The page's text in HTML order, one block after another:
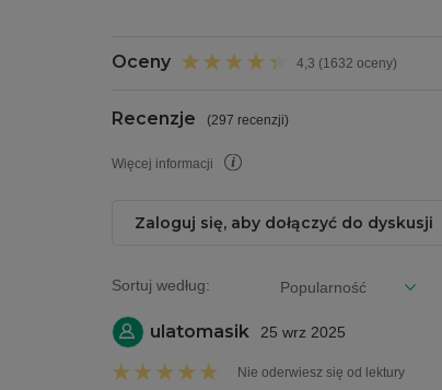
Oceny 4,3 (1632 oceny)
Recenzje (297 recenzji)
Więcej informacji
Zaloguj się, aby dołączyć do dyskusji
Sortuj według:
ulatomasik 25 wrz 2025
Nie oderwiesz się od lektury